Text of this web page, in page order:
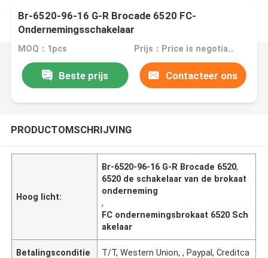
Br-6520-96-16 G-R Brocade 6520 FC-
Ondernemingsschakelaar
MOQ：1pcs Prijs：Price is negotiable
Beste prijs Contacteer ons
PRODUCTOMSCHRIJVING
Hoog licht:
Br-6520-96-16 G-R Brocade 6520,
6520 de schakelaar van de brokaat
onderneming
,
FC ondernemingsbrokaat 6520 Sch
akelaar
Betalingsconditie
T/T, Western Union, , Paypal, Creditca